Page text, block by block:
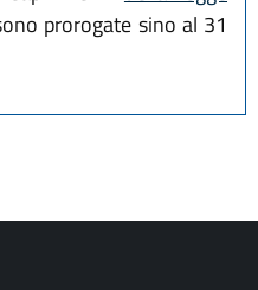
prorogate sino al 31